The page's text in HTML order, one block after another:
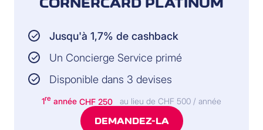
Jusqu'à 1,7% de cashback
Un Concierge Service primé
Disponible dans 3 devises
1re année CHF 250 au lieu de CHF 500 / année
DEMANDEZ-LA